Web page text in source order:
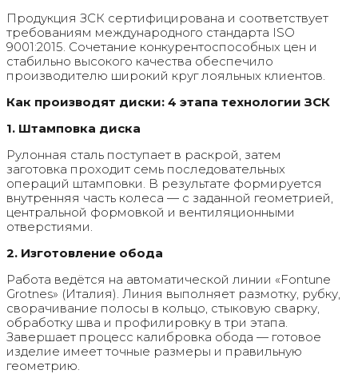
Продукция ЗСК сертифицирована и соответствует
требованиям международного стандарта ISO
9001:2015. Сочетание конкурентоспособных цен и
стабильно высокого качества обеспечило
производителю широкий круг лояльных клиентов.
Как производят диски: 4 этапа технологии ЗСК
1. Штамповка диска
Рулонная сталь поступает в раскрой, затем
заготовка проходит семь последовательных
операций штамповки. В результате формируется
внутренняя часть колеса — с заданной геометрией,
центральной формовкой и вентиляционными
отверстиями.
2. Изготовление обода
Работа ведётся на автоматической линии «Fontune
Grotnes» (Италия). Линия выполняет размотку, рубку,
сворачивание полосы в кольцо, стыковую сварку,
обработку шва и профилировку в три этапа.
Завершает процесс калибровка обода — готовое
изделие имеет точные размеры и правильную
геометрию.